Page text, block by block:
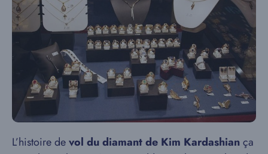
L’histoire devol du diamant de Kim Kardashiança